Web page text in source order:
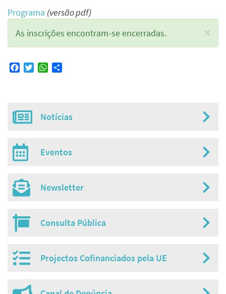
Programa (versão pdf)
×
Mensagem
de
As inscrições encontram-se encerradas.
Facebook
TwitterWhatsApp
Misc
menu
Notícias
Eventos
Newsletter
Consulta Pública
Projectos Cofinanciados pela UE